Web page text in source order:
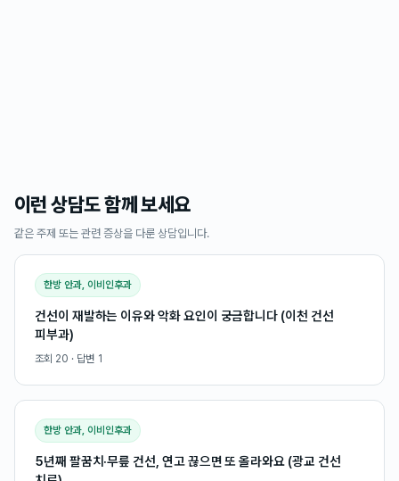
이런 상담도 함께 보세요
같은 주제 또는 관련 증상을 다룬 상담입니다.
한방 안과, 이비인후과
건선이 재발하는 이유와 악화 요인이 궁금합니다 (이천 건선
피부과)
조회 20 · 답변 1
한방 안과, 이비인후과
5년째 팔꿈치·무릎 건선, 연고 끊으면 또 올라와요 (광교 건선